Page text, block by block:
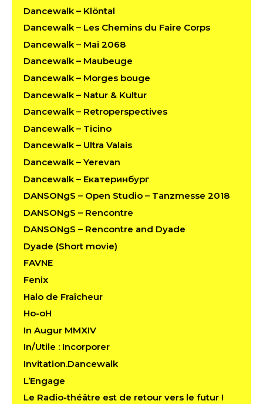
Dancewalk – Klöntal
Dancewalk – Les Chemins du Faire Corps
Dancewalk – Mai 2068
Dancewalk – Maubeuge
Dancewalk – Morges bouge
Dancewalk – Natur & Kultur
Dancewalk – Retroperspectives
Dancewalk – Ticino
Dancewalk – Ultra Valais
Dancewalk – Yerevan
Dancewalk – Екатеринбург
DANSONgS – Open Studio – Tanzmesse 2018
DANSONgS – Rencontre
DANSONgS – Rencontre and Dyade
Dyade (Short movie)
FAVNE
Fenix
Halo de Fraîcheur
Ho-oH
In Augur MMXIV
In/Utile : Incorporer
Invitation.Dancewalk
L’Engage
Le Radio-théâtre est de retour vers le futur !